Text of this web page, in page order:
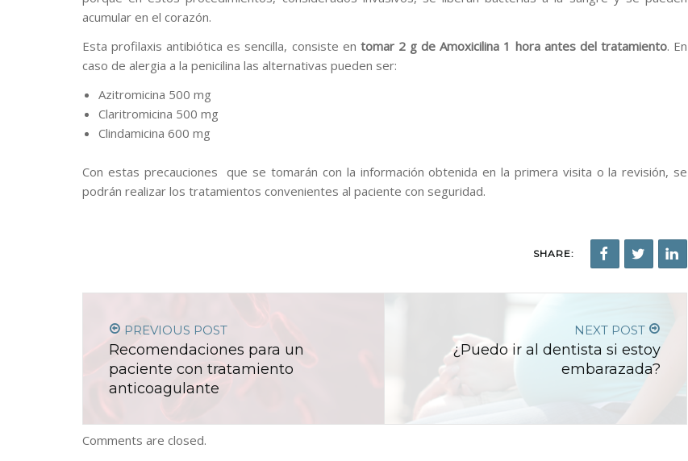
acumular en el corazón.
Esta profilaxis antibiótica es sencilla, consiste en tomar 2 g de Amoxicilina 1 hora antes del tratamiento. En
caso de alergia a la penicilina las alternativas pueden ser:
Azitromicina 500 mg
Claritromicina 500 mg
Clindamicina 600 mg
Con estas precauciones que se tomarán con la información obtenida en la primera visita o la revisión, se
podrán realizar los tratamientos convenientes al paciente con seguridad.
SHARE:
PREVIOUS POST
Recomendaciones para un
paciente con tratamiento
anticoagulante
NEXT POST
¿Puedo ir al dentista si estoy
embarazada?
Comments are closed.